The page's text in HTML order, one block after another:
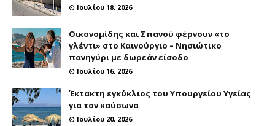
Ιουλίου 18, 2026
Οικονομίδης και Σπανού φέρνουν «το
γλέντι» στο Καινούργιο – Νησιώτικο
πανηγύρι με δωρεάν είσοδο
Ιουλίου 16, 2026
Έκτακτη εγκύκλιος του Υπουργείου Υγείας
για τον καύσωνα
Ιουλίου 20, 2026